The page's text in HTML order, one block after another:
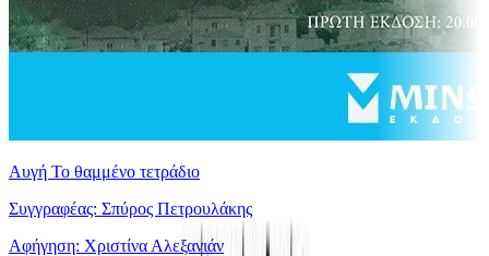
Αυγή Το θαμμένο τετράδιο
Συγγραφέας: Σπύρος Πετρουλάκης
Αφήγηση: Χριστίνα Αλεξανιάν